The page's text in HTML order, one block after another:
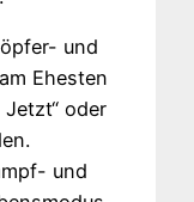
und
Ehesten
oder
und